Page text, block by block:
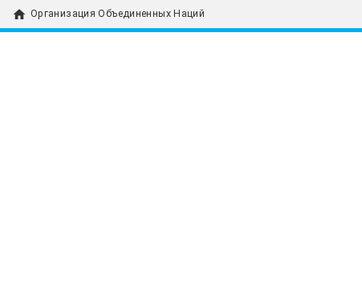
home Организация Объединенных Наций